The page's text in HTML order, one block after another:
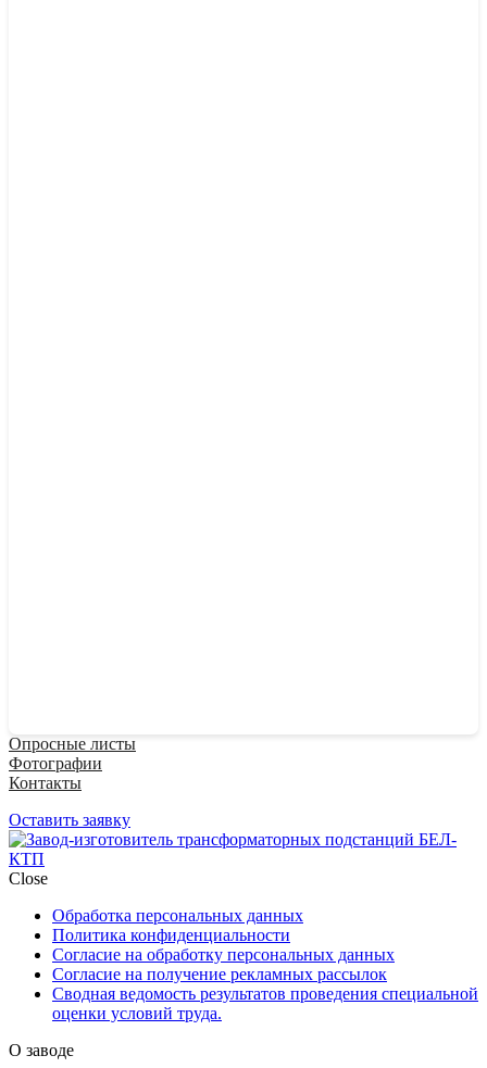
Опросные листы
Фотографии
Контакты
Оставить заявку
Close
Обработка персональных данных
Политика конфиденциальности
Согласие на обработку персональных данных
Согласие на получение рекламных рассылок
Сводная ведомость результатов проведения специальной
оценки условий труда.
О заводе